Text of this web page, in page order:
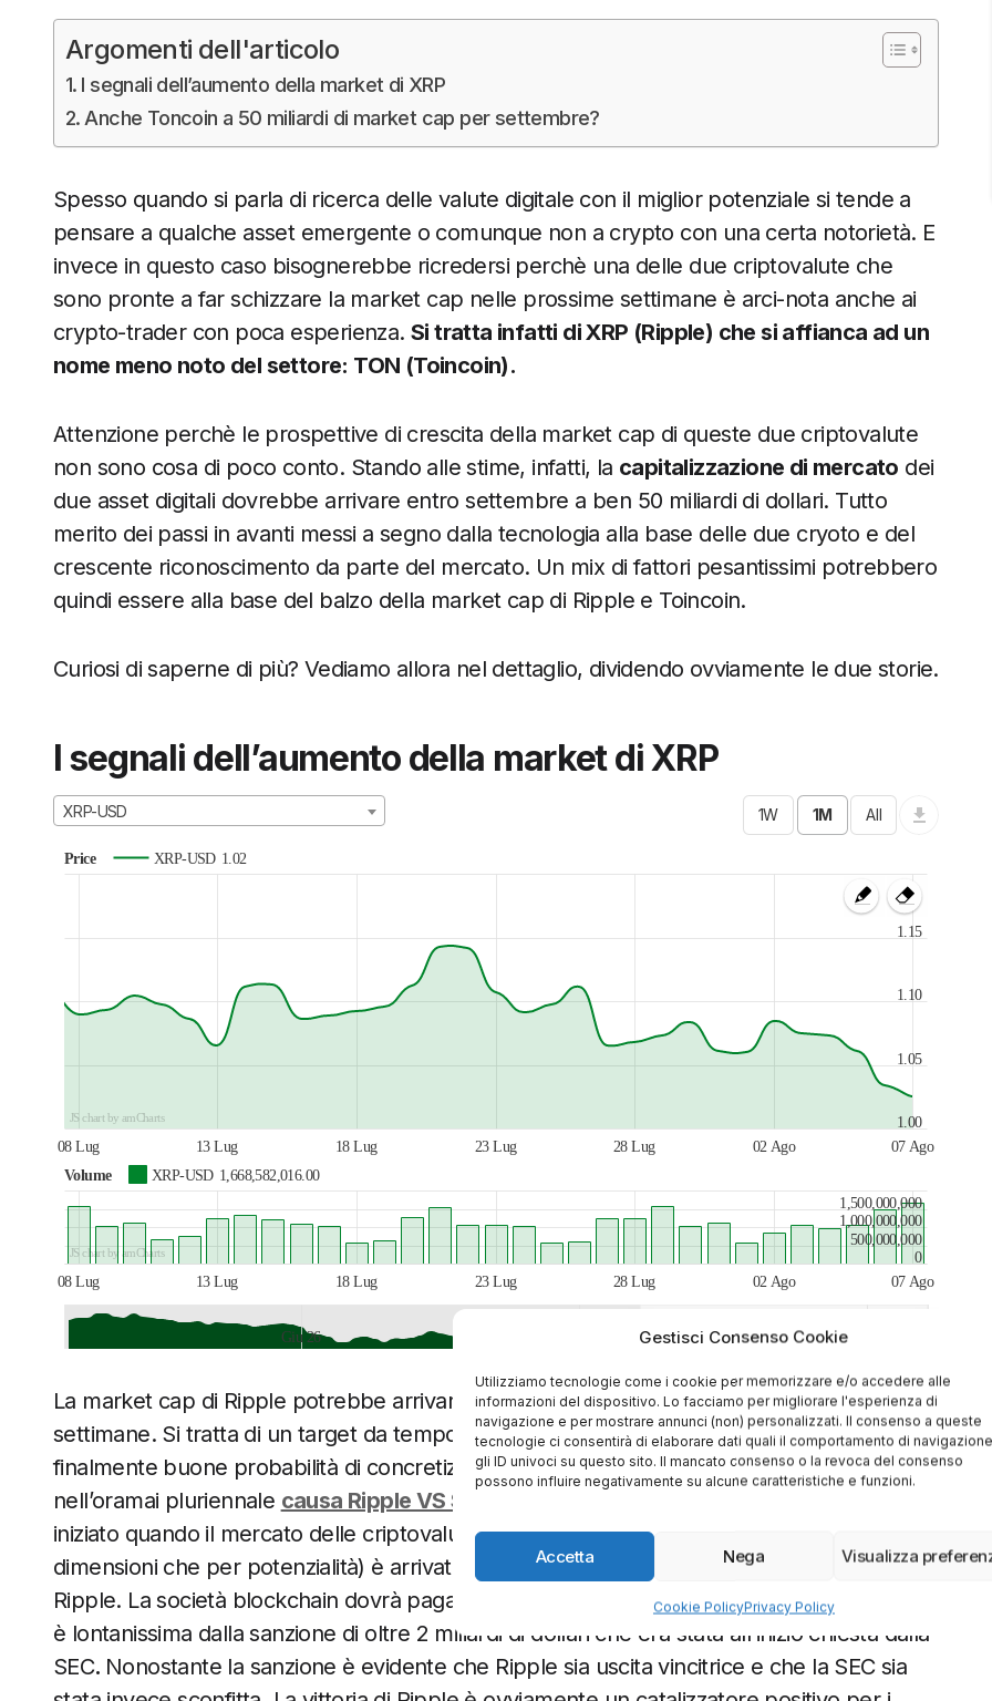
Gestisci Consenso Cookie
Utilizziamo tecnologie come i cookie per memorizzare e/o accedere alle
informazioni del dispositivo. Lo facciamo per migliorare l'esperienza di
navigazione e per mostrare annunci (non) personalizzati. Il consenso a queste
tecnologie ci consentirà di elaborare dati quali il comportamento di
gli ID univoci su questo sito. Il mancato consenso o la revoca del consenso
possono influire negativamente su alcune caratteristiche e funzioni.
Accetta Nega Visualizza
Cookie PolicyPrivacy Policy
Argomenti dell'articolo
I segnali dell’aumento della market di XRP
Anche Toncoin a 50 miliardi di market cap per settembre?
Spesso quando si parla di ricerca delle valute digitale con il miglior potenziale si tende a
pensare a qualche asset emergente o comunque non a crypto con una certa notorietà. E
invece in questo caso bisognerebbe ricredersi perchè una delle due criptovalute che
sono pronte a far schizzare la market cap nelle prossime settimane è arci-nota anche ai
crypto-trader con poca esperienza. Si tratta infatti di XRP (Ripple) che si affianca ad un
nome meno noto del settore: TON (Toincoin).
Attenzione perchè le prospettive di crescita della market cap di queste due criptovalute
non sono cosa di poco conto. Stando alle stime, infatti, la capitalizzazione di mercato dei
due asset digitali dovrebbe arrivare entro settembre a ben 50 miliardi di dollari. Tutto
merito dei passi in avanti messi a segno dalla tecnologia alla base delle due cryoto e del
crescente riconoscimento da parte del mercato. Un mix di fattori pesantissimi potrebbero
quindi essere alla base del balzo della market cap di Ripple e Toincoin.
Curiosi di saperne di più? Vediamo allora nel dettaglio, dividendo ovviamente le due storie.
I segnali dell’aumento della market di XRP
XRP-USD
Price XRP-USD 1.02
08 Lug 13 Lug 18 Lug 23 Lug 28 Lug 02 Ago 07 Ago
1.00
1.05
1.10
1.15
JS chart by amCharts
Volume XRP-USD 1,668,582,016.00
08 Lug 13 Lug 18 Lug 23 Lug 28 Lug 02 Ago 07 Ago
0
500,000,000
1,000,000,000
1,500,000,000
JS chart by amCharts
Giu 26 Ago 26
La market cap di Ripple potrebbe arrivare a 50 miliardi di dollari già nelle prossime
settimane. Si tratta di un target da tempo attesto (non solo dai fans di XRP) che ora ha
finalmente buone probabilità di concretizzarsi dopo la sentenza della giustizia Usa
nell’oramai pluriennale causa Ripple VS SEC
iniziato quando il mercato delle criptovalute era ben diverso da quello attuale (sia per
dimensioni che per potenzialità) è arrivato alla fine e la sentenza è stata favorevole a
Ripple. La società blockchain dovrà pagare una multa di appena125 milioni di dollari
è lontanissima dalla sanzione di oltre 2 miliardi di dollari che era stata all’inizio chiesta dalla
SEC. Nonostante la sanzione è evidente che Ripple sia uscita vincitrice e che la SEC sia